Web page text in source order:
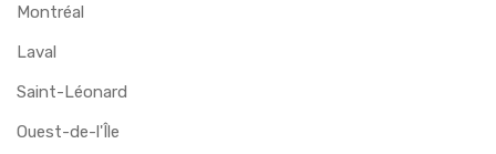
Montréal
Laval
Saint-Léonard
Ouest-de-l'Île